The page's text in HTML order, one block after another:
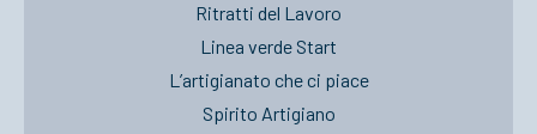
Ritratti del Lavoro
Linea verde Start
L’artigianato che ci piace
Spirito Artigiano